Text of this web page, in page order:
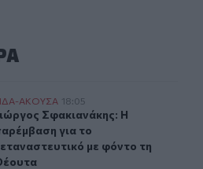
Η παρέμβαση για το
ΑΚΟΥΣΑ 18:05
Σφακιανάκης: Η
Σφακιανάκης: Η
για το
με φόντο τη